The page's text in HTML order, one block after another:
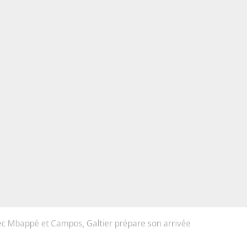
Mbappé et Campos, Galtier prépare son arrivée